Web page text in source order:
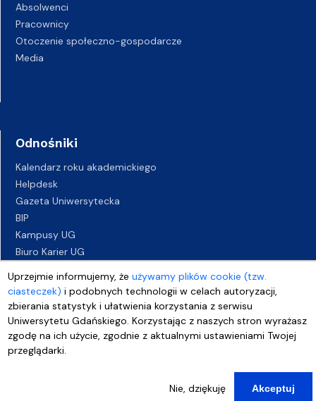
Uprzejmie informujemy, żeużywamy plików cookie (tzw.
ciasteczek) i podobnych technologii w celach autoryzacji,
zbierania statystyk i ułatwienia korzystania z serwisu
Uniwersytetu Gdańskiego. Korzystając z naszych stron wyrażasz
zgodę na ich użycie, zgodnie z aktualnymi ustawieniami Twojej
przeglądarki.
Nie, dziękuję Akceptuj
Absolwenci
Pracownicy
Otoczenie społeczno-gospodarcze
Media
Odnośniki
Kalendarz roku akademickiego
Helpdesk
Gazeta Uniwersytecka
BIP
Kampusy UG
Biuro Karier UG
Deklaracja dostępności